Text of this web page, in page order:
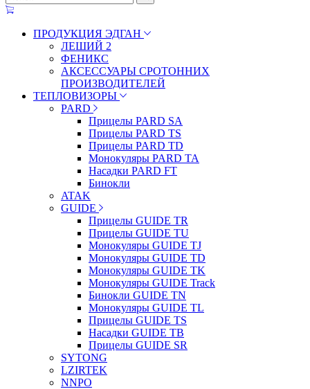
ПРОДУКЦИЯ ЭДГАН
ЛЕШИЙ 2
ФЕНИКС
АКСЕССУАРЫ СРОТОННИХ
ПРОИЗВОДИТЕЛЕЙ
ТЕПЛОВИЗОРЫ
PARD
Прицелы PARD SA
Прицелы PARD TS
Прицелы PARD TD
Монокуляры PARD TA
Насадки PARD FT
Бинокли
ATAK
GUIDE
Прицелы GUIDE TR
Прицелы GUIDE TU
Монокуляры GUIDE TJ
Монокуляры GUIDE TD
Монокуляры GUIDE TK
Монокуляры GUIDE Track
Бинокли GUIDE TN
Монокуляры GUIDE TL
Прицелы GUIDE TS
Насадки GUIDE TB
Прицелы GUIDE SR
SYTONG
LZIRTEK
NNPO